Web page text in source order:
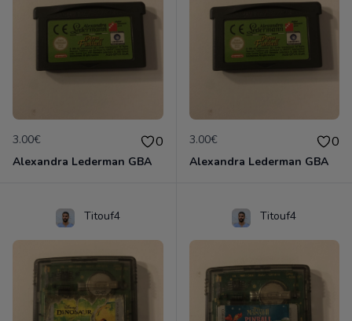
3.00€ 0
Alexandra Lederman GBA
3.00€ 0
Alexandra Lederman GBA
Titouf4 Titouf4